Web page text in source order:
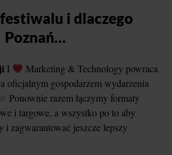
i dlaczego
Poznań…
I
Marketing & Technology powraca
oficjalnym gospodarzem wydarzenia
Ponownie razem łączymy formaty
i targowe, a wszystko po to aby
i zagwarantować jeszcze lepszy